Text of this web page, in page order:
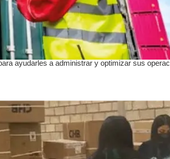
ayudarles a administrar y optimizar sus